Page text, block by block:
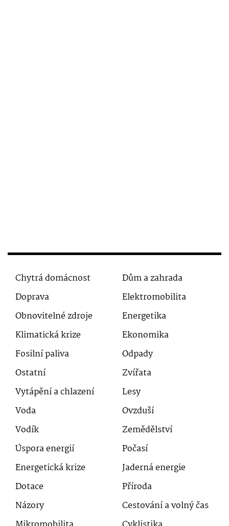
Chytrá domácnost
Dům a zahrada
Doprava
Elektromobilita
Obnovitelné zdroje
Energetika
Klimatická krize
Ekonomika
Fosilní paliva
Odpady
Ostatní
Zvířata
Vytápění a chlazení
Lesy
Voda
Ovzduší
Vodík
Zemědělství
Úspora energií
Počasí
Energetická krize
Jaderná energie
Dotace
Příroda
Názory
Cestování a volný čas